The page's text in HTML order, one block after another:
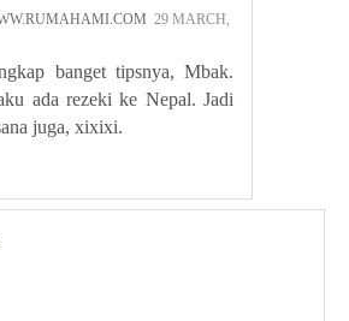
29 MARCH,
banget tipsnya, Mbak.
ada rezeki ke Nepal. Jadi
juga, xixixi.